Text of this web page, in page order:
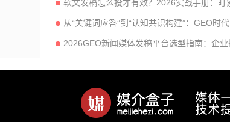
软文发稿怎么投才有效？2026实战手册：盯
从“关键词应答”到“认知共识构建”：GEO时
2026GEO新闻媒体发稿平台选型指南：企